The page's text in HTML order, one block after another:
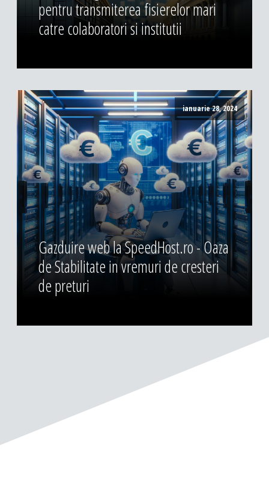
pentru transmiterea fisierelor mari
catre colaboratori si institutii
ianuarie 28, 2024
Gazduire web la SpeedHost.ro - Oaza
de Stabilitate in vremuri de cresteri
de preturi